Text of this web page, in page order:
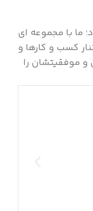
ما با مجموعه ای
کسب و کارها و
موفقیتشان را